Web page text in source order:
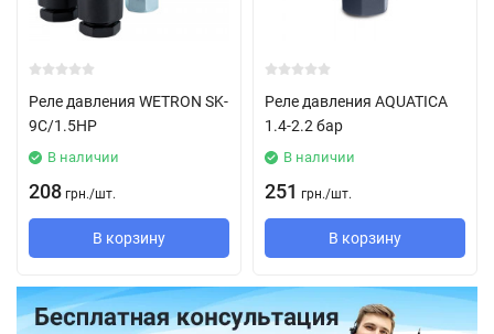
Реле давления WETRON SK-
9C/1.5HP
В наличии
208 грн./шт.
В корзину
Реле давления AQUATICA
1.4-2.2 бар
В наличии
251 грн./шт.
В корзину